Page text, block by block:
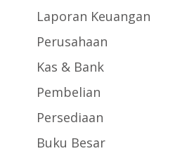
Laporan Keuangan
Perusahaan
Kas & Bank
Pembelian
Persediaan
Buku Besar